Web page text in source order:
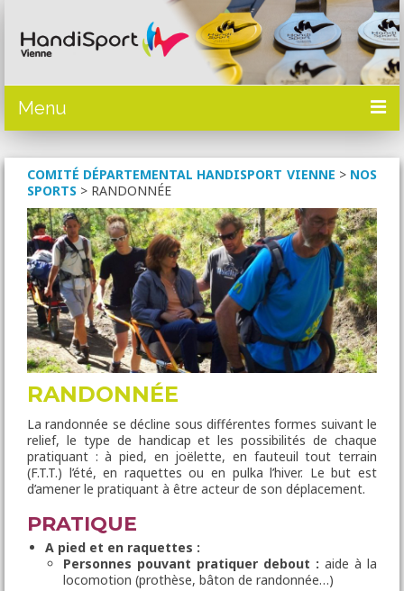
Menu
ACTUALITÉS
PRÉSENTATION
SPORTS
OÙ PRATIQUER
CALENDRIER
DOCUMENTATION
Mise à disposition
NOUS SOUTENIR
COMITÉ DÉPARTEMENTAL HANDISPORT VIENNE > NOS
SPORTS > RANDONNÉE
RANDONNÉE
La randonnée se décline sous différentes formes suivant le
relief, le type de handicap et les possibilités de chaque
pratiquant : à pied, en joëlette, en fauteuil tout terrain
(F.T.T.) l’été, en raquettes ou en pulka l’hiver. Le but est
d’amener le pratiquant à être acteur de son déplacement.
PRATIQUE
A pied et en raquettes :
Personnes pouvant pratiquer debout : aide à la
locomotion (prothèse, bâton de randonnée…)